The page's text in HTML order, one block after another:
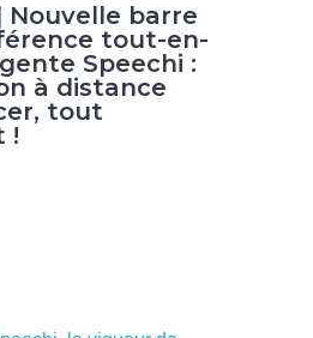
Nouvelle barre
tout-en-
Speechi :
à distance
tout
!